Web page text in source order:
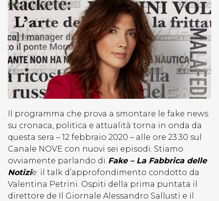
Il programma che prova a smontare le fake news
su cronaca, politica e attualità torna in onda da
questa sera – 12 febbraio 2020 – alle ore 23:30 sul
Canale NOVE con nuovi sei episodi. Stiamo
ovviamente parlando di Fake – La Fabbrica delle
Notizie: il talk d’approfondimento condotto da
Valentina Petrini. Ospiti della prima puntata il
direttore de Il Giornale Alessandro Sallusti e il